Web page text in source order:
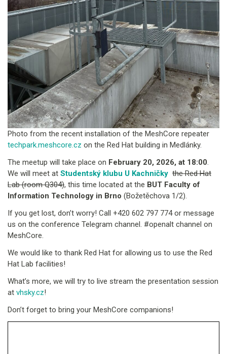
Photo from the recent installation of the MeshCore repeater
techpark.meshcore.cz on the Red Hat building in Medlánky.
The meetup will take place on February 20, 2026, at 18:00.
We will meet at Studentský klubu U Kachničky the Red Hat
Lab (room Q304), this time located at the BUT Faculty of
Information Technology in Brno (Božetěchova 1/2).
If you get lost, don’t worry! Call +420 602 797 774 or message
us on the conference Telegram channel. #openalt channel on
MeshCore.
We would like to thank Red Hat for allowing us to use the Red
Hat Lab facilities!
What’s more, we will try to live stream the presentation session
at vhsky.cz!
Don’t forget to bring your MeshCore companions!